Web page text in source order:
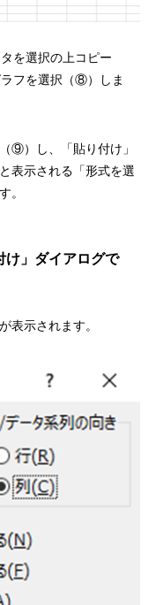
を選択の上コピー
フを選択（⑧）
しま
⑨） し、
「貼り付け」
表示される 「形式を選
。
け」ダイアログで
表示されます。